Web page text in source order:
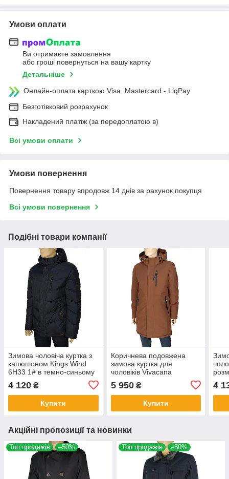
Умови оплати
Ви отримаєте замовлення
або гроші повернуться на вашу картку
Детальніше
Онлайн-оплата карткою Visa, Mastercard - LiqPay
Безготівковий розрахунок
Накладений платіж (за передоплатою в)
Всі умови оплати
Умови повернення
Повернення товару впродовж 14 днів за рахунок покупця
Всі умови повернення
Подібні товари компанії
Зимова чоловіча куртка з
капюшоном Kings Wind
6H33 1# в темно-синьому
4 120 ₴
Купити
Коричнева подовжена
зимова куртка для
чоловіків Vivacana
5 950₴
Купити
4
Акційні пропозиції та новинки
Топ продажів –50% Топ продажів –50%